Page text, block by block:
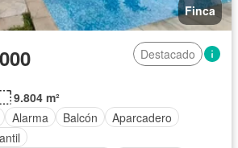
Finca
Destacado
9.804 m²
Alarma Balcón
Aparcadero